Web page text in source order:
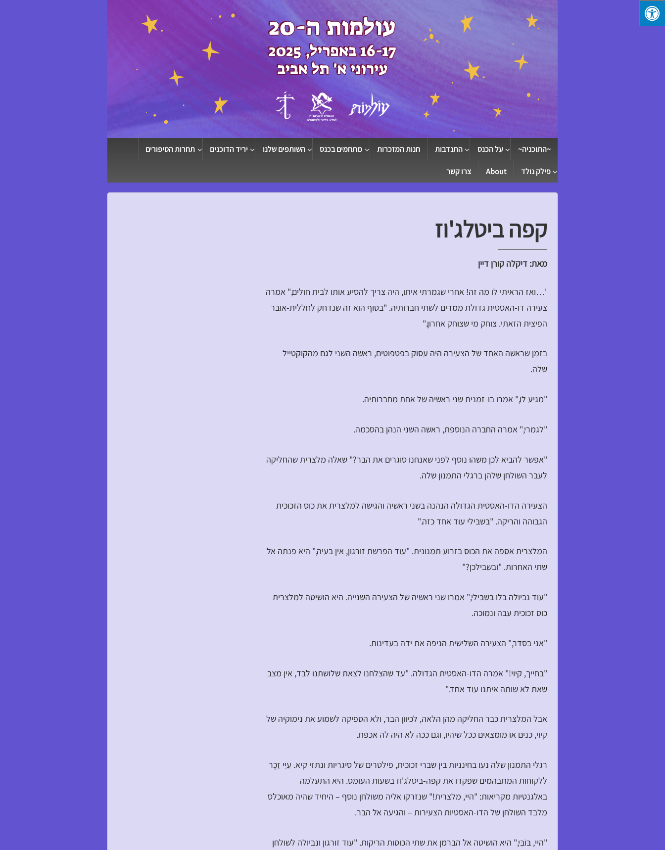
CONTENT
~התוכניה~ על הכנס התנדבות חנות המזכרות מתחמים בכנס השותפים שלנו יריד הדוכנים תחרות הסיפורים
פילק נולד About צרו קשר
קפה ביטלג'וז
מאת: דיקלה קורן דיין
"…ואז הראיתי לו מה זה! אחרי שגמרתי איתו, היה צריך להסיע אותו לבית חולים," אמרה
צעירה דו-האסטית גדולת ממדים לשתי חברותיה. "בסוף הוא זה שנדחק לחללית-אוּבּר
הפיצית הזאתי. צוחק מי שצוחק אחרון."
בזמן שראשה האחד של הצעירה היה עסוק בפטפוטים, ראשה השני לגם מהקוקטייל
שלה.
"מגיע לו," אמרו בו-זמנית שני ראשיה של אחת מחברותיה.
"לגמרי," אמרה החברה הנוספת, ראשה השני הנהן בהסכמה.
"אפשר להביא לכן משהו נוסף לפני שאנחנו סוגרים את הבר?" שאלה מלצרית שהחליקה
לעבר השולחן שלהן ברגלי התמנון שלה.
הצעירה הדו-האסטית הגדולה הנהנה בשני ראשיה והגישה למלצרית את כוס הזכוכית
הגבוהה והריקה. "בשבילי עוד אחד כזה."
המלצרית אספה את הכוס בזרוע תמנונית. "עוד הפרשת זורגון, אין בעיה," היא פנתה אל
שתי האחרות. "ובשבילכן?"
"עוד נביולה בלו בשבילי," אמרו שני ראשיה של הצעירה השנייה. היא הושיטה למלצרית
כוס זכוכית עבה ונמוכה.
"אני בסדר," הצעירה השלישית הניפה את ידה בעדינות.
"בחייך, קיוי!" אמרה הדו-האסטית הגדולה. "עד שהצלחנו לצאת שלושתנו לבד, אין מצב
שאת לא שותה איתנו עוד אחד."
אבל המלצרית כבר החליקה מהן הלאה, לכיוון הבר, ולא הספיקה לשמוע את נימוקיה של
קיוי, כנים או מומצאים ככל שיהיו, וגם ככה לא היה לה אכפת.
רגלי התמנון שלה נעו בחינניות בין שברי זכוכית, פילטרים של סיגריות ונתזי קיא. עִיֵּי זֵכֶר
ללקוחות המתבהמים שפקדו את קפה-ביטלג'וז בשעות העומס. היא התעלמה
באלגנטיות מקריאות: "היי, מלצרית!" שנזרקו אליה משולחן נוסף – היחיד שהיה מאוכלס
מלבד השולחן של הדו-האסטיות הצעירות – והגיעה אל הבר.
"היי, בּוֹבִּי," היא הושיטה אל הברמן את שתי הכוסות הריקות. "עוד זורגון ונביולה לשולחן